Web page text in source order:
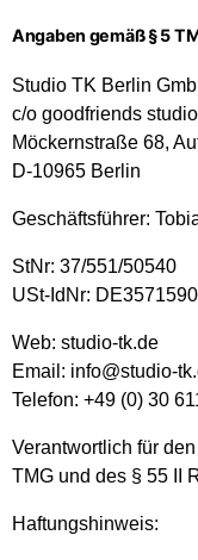
Angaben gemäß § 5
Studio TK Berlin
c/o goodfriends studio
Möckernstraße 68,
D-10965 Berlin
Geschäftsführer:
StNr: 37/551/50540
USt-IdNr:
Web: studio-tk.de
Email: info@studio-
Telefon: +49 (0) 30
Verantwortlich für
TMG und des § 55 II
Haftungshinweis: